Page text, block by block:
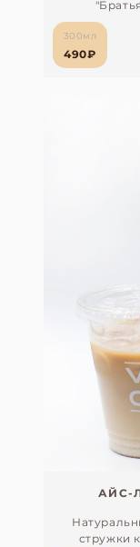
300мл
490₽
АЙС-
стружки